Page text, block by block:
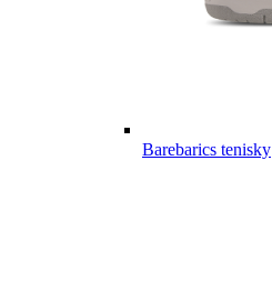
Barebarics tenisky